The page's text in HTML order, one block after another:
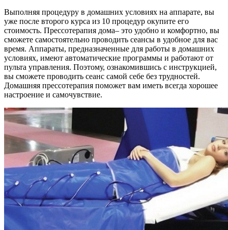
Выполняя процедуру в домашних условиях на аппарате, вы
уже после второго курса из 10 процедур окупите его
стоимость. Прессотерапия дома– это удобно и комфортно, вы
сможете самостоятельно проводить сеансы в удобное для вас
время. Аппараты, предназначенные для работы в домашних
условиях, имеют автоматические программы и работают от
пульта управления. Поэтому, ознакомившись с инструкцией,
вы сможете проводить сеанс самой себе без трудностей.
Домашняя прессотерапия поможет вам иметь всегда хорошее
настроение и самочувствие.